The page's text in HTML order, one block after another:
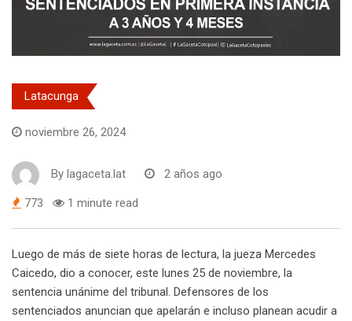
Latacunga
noviembre 26, 2024
By lagaceta.lat 2 años ago
773 1 minute read
Luego de más de siete horas de lectura, la jueza Mercedes
Caicedo, dio a conocer, este lunes 25 de noviembre, la
sentencia unánime del tribunal. Defensores de los
sentenciados anuncian que apelarán e incluso planean acudir a